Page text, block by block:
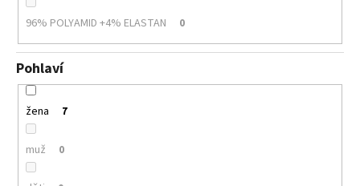
96% POLYAMID +4% ELASTAN 0
Pohlaví
žena 7
muž 0